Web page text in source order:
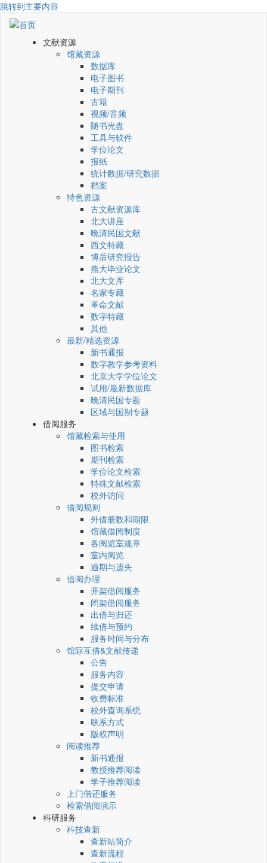
跳转到主要内容
文献资源
馆藏资源
数据库
电子图书
电子期刊
古籍
视频/音频
随书光盘
工具与软件
学位论文
报纸
统计数据/研究数据
档案
特色资源
古文献资源库
北大讲座
晚清民国文献
西文特藏
博后研究报告
燕大毕业论文
北大文库
名家专藏
革命文献
数字特藏
其他
最新/精选资源
新书通报
数字教学参考资料
北京大学学位论文
试用/最新数据库
晚清民国专题
区域与国别专题
借阅服务
馆藏检索与使用
图书检索
期刊检索
学位论文检索
特殊文献检索
校外访问
借阅规则
外借册数和期限
馆藏借阅制度
各阅览室规章
室内阅览
逾期与遗失
借阅办理
开架借阅服务
闭架借阅服务
出借与归还
续借与预约
服务时间与分布
馆际互借&文献传递
公告
服务内容
提交申请
收费标准
校外查询系统
联系方式
版权声明
阅读推荐
新书通报
教授推荐阅读
学子推荐阅读
上门借还服务
检索借阅演示
科研服务
科技查新
查新站简介
查新流程